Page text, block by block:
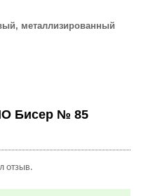
металлизированный
Бисер № 85
отзыв.